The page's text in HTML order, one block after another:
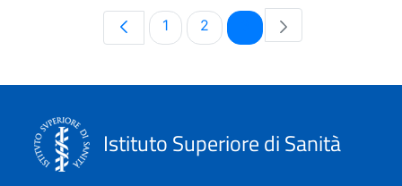
Pagina
1 Pagina
2 Pagina
Istituto Superiore di Sanità